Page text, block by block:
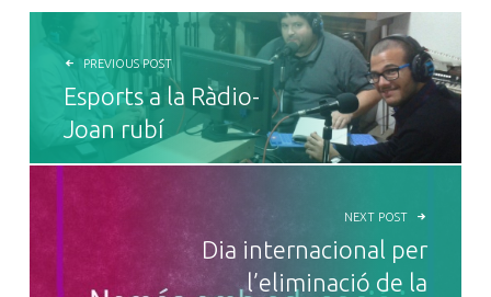
NAVEGACIÓ D'ENTRADES
PREVIOUS POST
Esports a la Ràdio-
Joan rubí
NEXT POST
Dia internacional per
l’eliminació de la